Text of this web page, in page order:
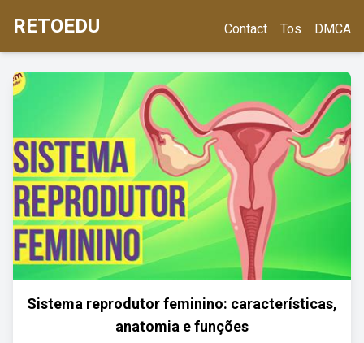
RETOEDU Contact Tos DMCA
Sistema reprodutor feminino: características,
anatomia e funções